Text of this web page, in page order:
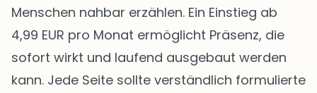
Menschen nahbar erzählen. Ein Einstieg ab
4,99 EUR pro Monat ermöglicht Präsenz, die
sofort wirkt und laufend ausgebaut werden
kann. Jede Seite sollte verständlich formulierte